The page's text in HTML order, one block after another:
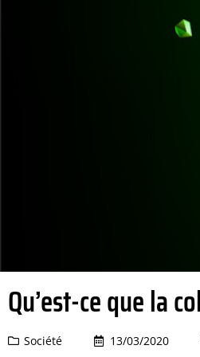
Qu’est-ce que la
Société 13/03/2020